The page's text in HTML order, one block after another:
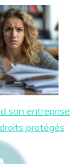
son entreprise
protégés